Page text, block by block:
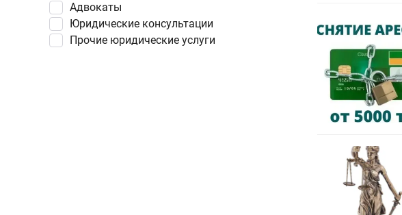
Адвокаты
Юридические консультации
Прочие юридические услуги